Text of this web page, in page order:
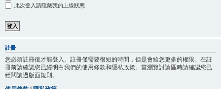
此次登入請隱藏我的上線狀態
註冊
您必須註冊後才能登入。註冊僅需要很短的時間，但是會給您更多的權限。在註
冊前請確認您已經明白我們的使用條款和隱私政策。當瀏覽討論區時請確認您已
經閱讀過版面規則。